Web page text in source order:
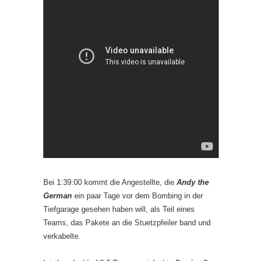
Bei 1:39:00 kommt die Angestellte, die Andy the
German ein paar Tage vor dem Bombing in der
Tiefgarage gesehen haben will, als Teil eines
Teams, das Pakete an die Stuetzpfeiler band und
verkabelte.